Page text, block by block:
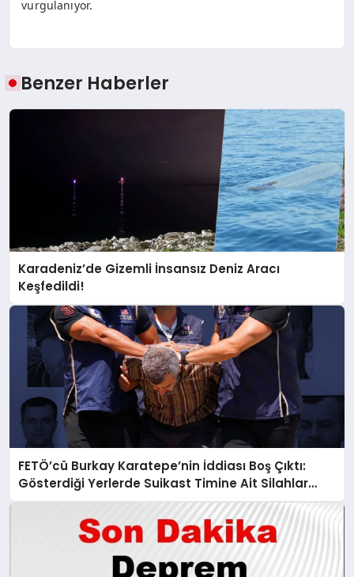
vurgulanıyor.
Benzer Haberler
Karadeniz’de Gizemli İnsansız Deniz Aracı
Keşfedildi!
FETÖ’cü Burkay Karatepe’nin İddiası Boş Çıktı:
Gösterdiği Yerlerde Suikast Timine Ait Silahlar
Bulunamadı!